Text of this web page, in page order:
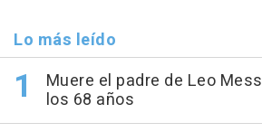
Lo más leído
Muere el padre de Leo
los 68 años